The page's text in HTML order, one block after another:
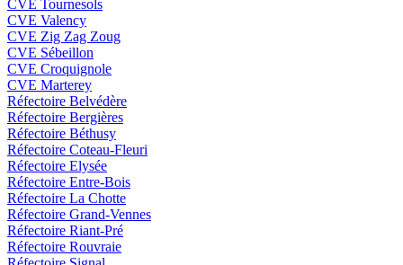
CVE Tournesols
CVE Valency
CVE Zig Zag Zoug
CVE Sébeillon
CVE Croquignole
CVE Marterey
Réfectoire Belvédère
Réfectoire Bergières
Réfectoire Béthusy
Réfectoire Coteau-Fleuri
Réfectoire Elysée
Réfectoire Entre-Bois
Réfectoire La Chotte
Réfectoire Grand-Vennes
Réfectoire Riant-Pré
Réfectoire Rouvraie